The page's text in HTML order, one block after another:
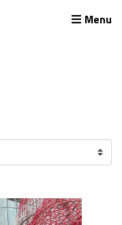
Menu